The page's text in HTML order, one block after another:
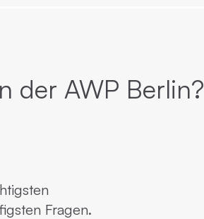
der AWP Berlin?
Fragen.